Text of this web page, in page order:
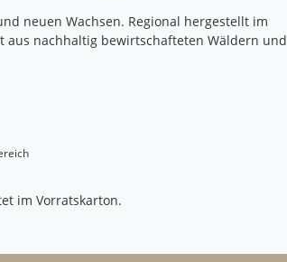
neuen Wachsen. Regional hergestellt im
aus nachhaltig bewirtschafteten Wäldern und
im Vorratskarton.